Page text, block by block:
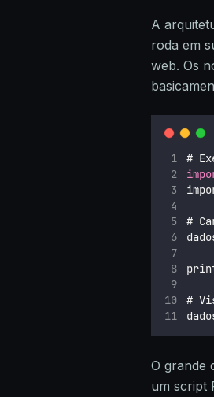
A
roda em
web. Os
#
#
#
O grande
um script